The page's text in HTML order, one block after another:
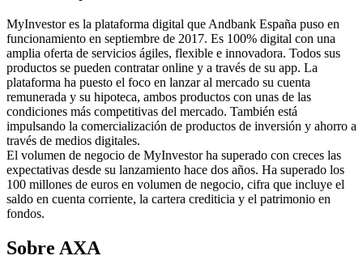
MyInvestor es la plataforma digital que Andbank España puso en
funcionamiento en septiembre de 2017. Es 100% digital con una
amplia oferta de servicios ágiles, flexible e innovadora. Todos sus
productos se pueden contratar online y a través de su app. La
plataforma ha puesto el foco en lanzar al mercado su cuenta
remunerada y su hipoteca, ambos productos con unas de las
condiciones más competitivas del mercado. También está
impulsando la comercialización de productos de inversión y ahorro a
través de medios digitales.
El volumen de negocio de MyInvestor ha superado con creces las
expectativas desde su lanzamiento hace dos años. Ha superado los
100 millones de euros en volumen de negocio, cifra que incluye el
saldo en cuenta corriente, la cartera crediticia y el patrimonio en
fondos.
Sobre AXA